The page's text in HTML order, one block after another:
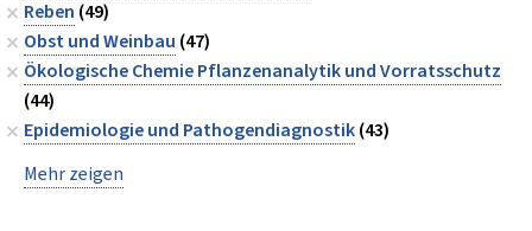
Reben (49)
Obst und Weinbau (47)
Ökologische Chemie Pflanzenanalytik und Vorratsschutz
(44)
Epidemiologie und Pathogendiagnostik(43)
Mehr zeigen